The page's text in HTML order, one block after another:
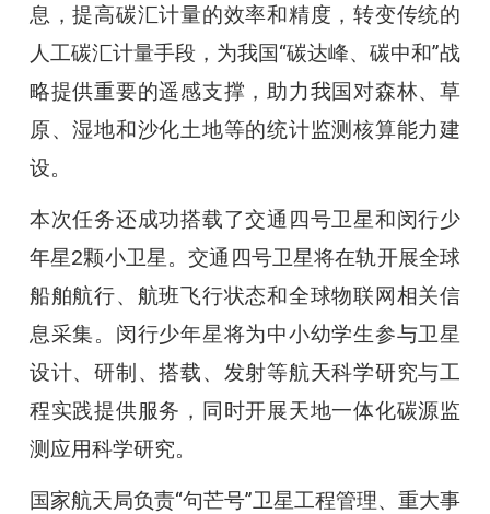
息，提高碳汇计量的效率和精度，转变传统的
人工碳汇计量手段，为我国“碳达峰、碳中和”战
略提供重要的遥感支撑，助力我国对森林、草
原、湿地和沙化土地等的统计监测核算能力建
设。
本次任务还成功搭载了交通四号卫星和闵行少
年星2颗小卫星。交通四号卫星将在轨开展全球
船舶航行、航班飞行状态和全球物联网相关信
息采集。闵行少年星将为中小幼学生参与卫星
设计、研制、搭载、发射等航天科学研究与工
程实践提供服务，同时开展天地一体化碳源监
测应用科学研究。
国家航天局负责“句芒号”卫星工程管理、重大事